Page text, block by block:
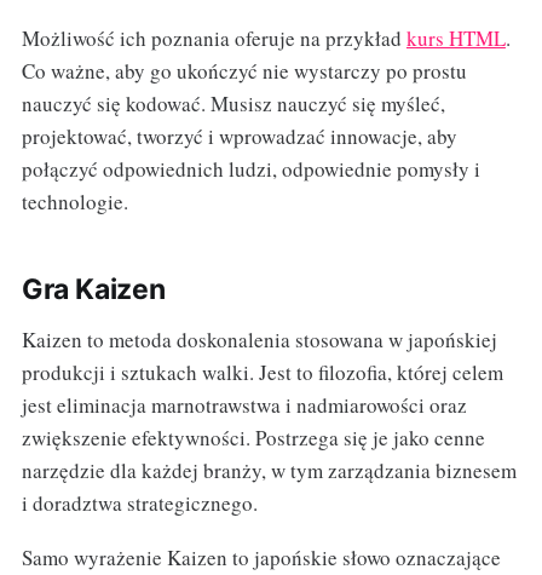
Możliwość ich poznania oferuje na przykład kurs HTML.
Co ważne, aby go ukończyć nie wystarczy po prostu
nauczyć się kodować. Musisz nauczyć się myśleć,
projektować, tworzyć i wprowadzać innowacje, aby
połączyć odpowiednich ludzi, odpowiednie pomysły i
technologie.
Gra Kaizen
Kaizen to metoda doskonalenia stosowana w japońskiej
produkcji i sztukach walki. Jest to filozofia, której celem
jest eliminacja marnotrawstwa i nadmiarowości oraz
zwiększenie efektywności. Postrzega się je jako cenne
narzędzie dla każdej branży, w tym zarządzania biznesem
i doradztwa strategicznego.
Samo wyrażenie Kaizen to japońskie słowo oznaczające